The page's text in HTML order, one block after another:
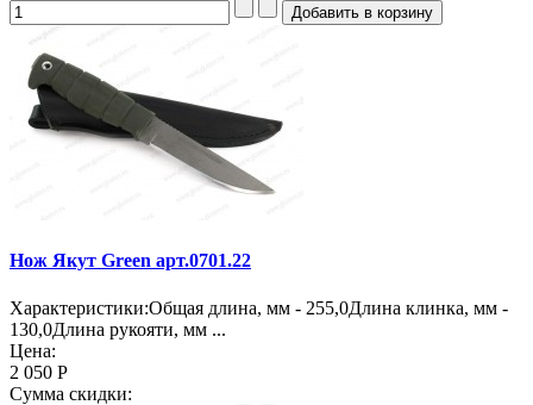
Нож Якут Green арт.0701.22
Характеристики:Общая длина, мм - 255,0Длина клинка, мм -
130,0Длина рукояти, мм ...
Цена:
2 050 Р
Сумма скидки: